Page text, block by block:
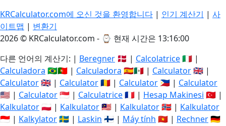
KRCalculator.com에 오신 것을 환영합니다 | 인기 계산기 | 사
이트맵 | 변환기
2026 © KRCalculator.com - ⌚ 현재 시간은 13:16:01
다른 언어의 계산기: | Beregner 🇩🇰 | Calcolatrice🇮🇹 |
Calculadora 🇧🇷🇵🇹 | Calculadora 🇪🇸🇲🇽 | Calculator🇬🇧 |
Calculator🇬🇧 | Calculator🇷🇴 | Calculator 🇵🇭 | Calculator
🇺🇸 | Calculator🇸🇬 | Calculatrice🇫🇷 | Hesap Makinesi 🇹🇷 |
Kalkulator🇵🇱 | Kalkulator🇲🇾 | Kalkulator🇳🇴 | Kalkulator
🇮🇩 | Kalkylator🇸🇪 | Laskin 🇫🇮 | Máy tính 🇻🇳 | Rechner🇩🇪